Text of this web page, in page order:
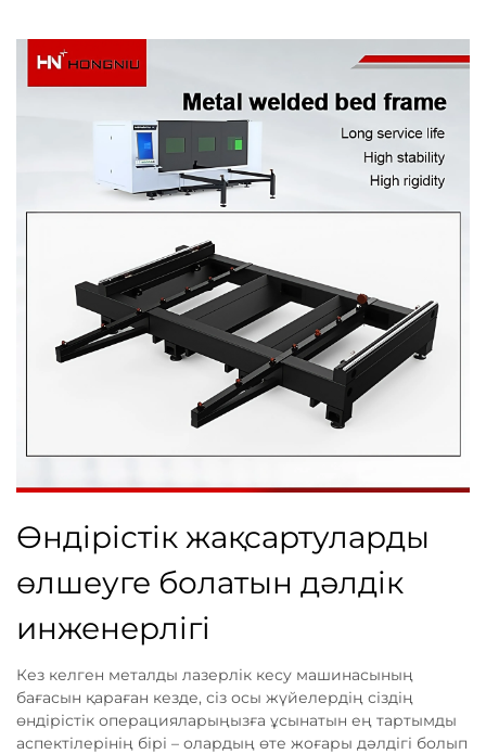
Өндірістік жақсартуларды
өлшеуге болатын дәлдік
инженерлігі
Кез келген металды лазерлік кесу машинасының
бағасын қараған кезде, сіз осы жүйелердің сіздің
өндірістік операцияларыңызға ұсынатын ең тартымды
аспектілерінің бірі – олардың өте жоғары дәлдігі болып